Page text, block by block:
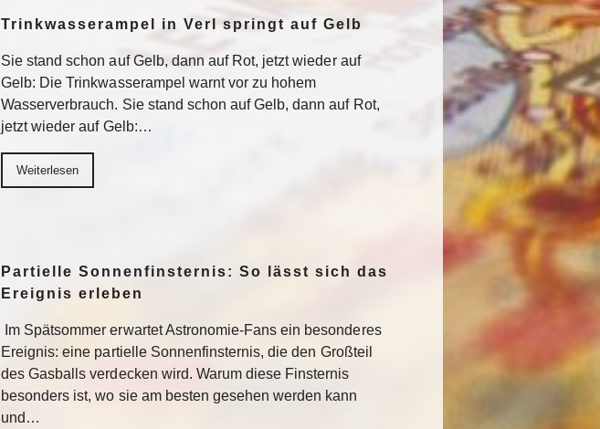
Trinkwasserampel in Verl springt auf Gelb
Sie stand schon auf Gelb, dann auf Rot, jetzt wieder auf
Gelb: Die Trinkwasserampel warnt vor zu hohem
Wasserverbrauch. Sie stand schon auf Gelb, dann auf Rot,
jetzt wieder auf Gelb:…
Weiterlesen
Partielle Sonnenfinsternis: So lässt sich das
Ereignis erleben
Im Spätsommer erwartet Astronomie-Fans ein besonderes
Ereignis: eine partielle Sonnenfinsternis, die den Großteil
des Gasballs verdecken wird. Warum diese Finsternis
besonders ist, wo sie am besten gesehen werden kann
und…